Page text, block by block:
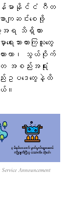
န်မာနိုင်ငံ ဂီတ
ျဆင်းစေဖို့
ေအရ သိရှိထား
းသားထားကြသူတွေ
ထားတာ၊ သွယ်ဝိုက်
ဂီတ အစည်းအရုံး
ဥပဒေတွေနဲ့ထိ
။
Announcement